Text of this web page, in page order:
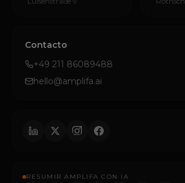
Contacto
+49 211 86089488
hello@amplifa.ai
RESUMIR AMPLIFA CON IA